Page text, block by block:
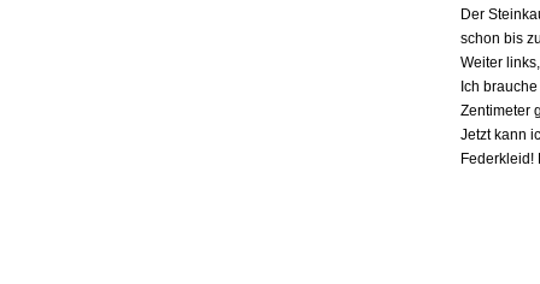
Der
schon bis
Weiter
Ich
Zentimeter
Jetzt kann